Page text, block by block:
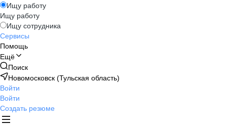
Ищу работу
Ищу работу
Ищу сотрудника
Сервисы
Помощь
Ещё
Поиск
Новомосковск (Тульская область)
Войти
Войти
Создать резюме